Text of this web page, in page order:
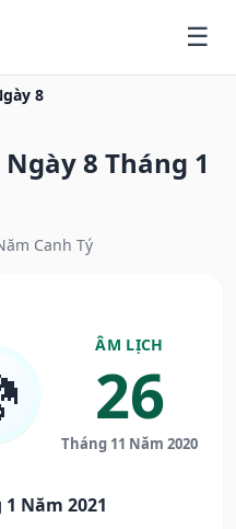
8
8 Tháng 1
Canh Tý
ÂM LỊCH
26
Tháng 11 Năm 2020
Năm 2021